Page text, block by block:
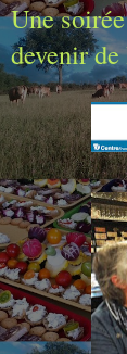
Une
devenir